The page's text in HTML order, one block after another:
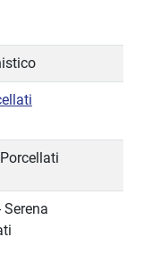
Serena